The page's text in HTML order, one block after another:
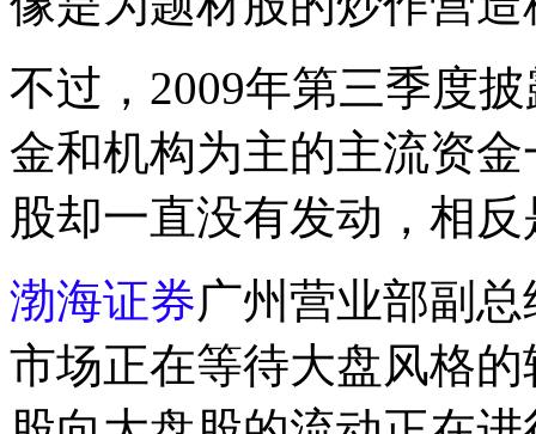
不过，2009年第三季度
金和机构为主的主流资
股却一直没有发动，相
渤海证券广州营业部副
市场正在等待大盘风格